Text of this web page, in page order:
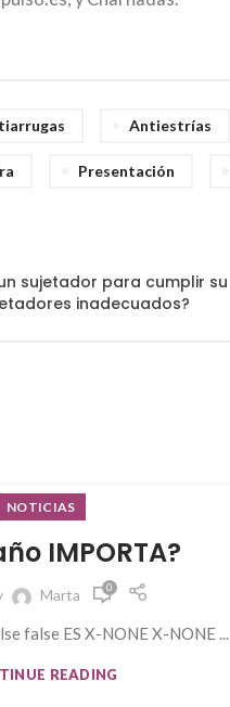
Antiestrías
Presentación
sujetador para cumplir su
inadecuados?
NOTICIAS
IMPORTA?
Marta 0
false ES X-NONE X-NONE ...
READING